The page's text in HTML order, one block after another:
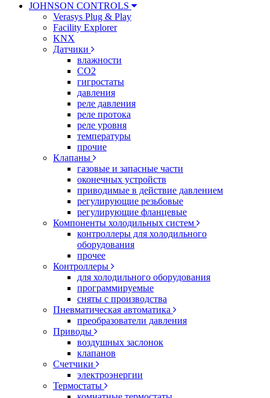
JOHNSON CONTROLS
Verasys Plug & Play
Facility Explorer
KNX
Датчики
влажности
CO2
гигростаты
давления
реле давления
реле протока
реле уровня
температуры
прочие
Клапаны
газовые и запасные части
оконечных устройств
приводимые в действие давлением
регулирующие резьбовые
регулирующие фланцевые
Компоненты холодильных систем
контроллеры для холодильного
оборудования
прочее
Контроллеры
для холодильного оборудования
программируемые
сняты с производства
Пневматическая автоматика
преобразователи давления
Приводы
воздушных заслонок
клапанов
Счетчики
электроэнергии
Термостаты